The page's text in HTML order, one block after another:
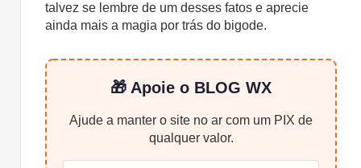
talvez se lembre de um desses fatos e aprecie
ainda mais a magia por trás do bigode.
🎁 Apoie o BLOG WX
Ajude a manter o site no ar com um PIX de
qualquer valor.